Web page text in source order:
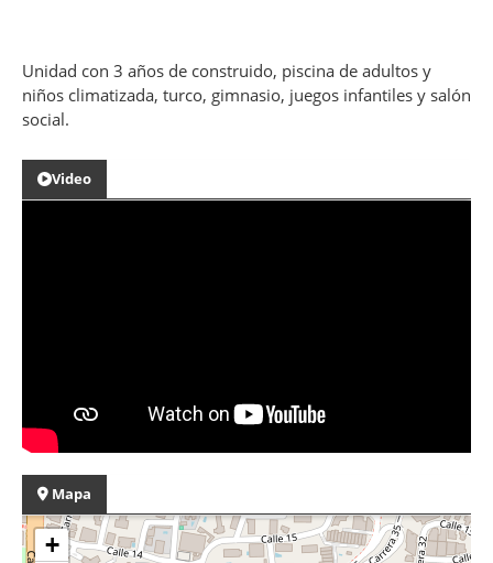
Unidad con 3 años de construido, piscina de adultos y
niños climatizada, turco, gimnasio, juegos infantiles y salón
social.
Video
Mapa
+